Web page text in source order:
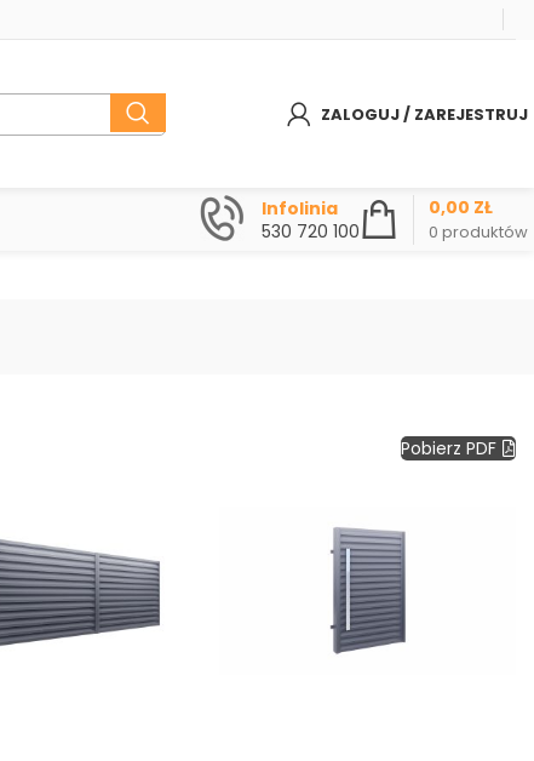
ZALOGUJ / ZAREJESTRUJ
Infolinia
530 720 100
0 produktów
0,00 ZŁ
Pobierz PDF